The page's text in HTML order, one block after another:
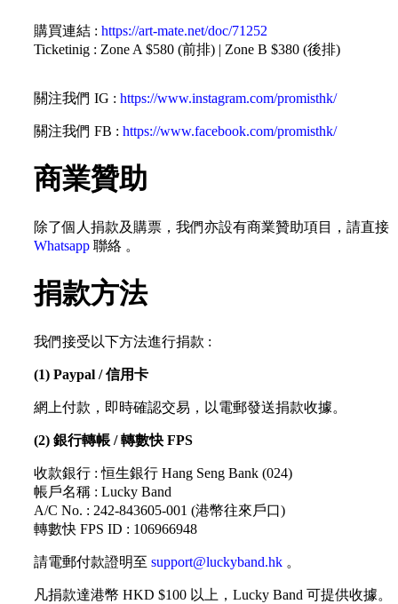
購買連結 : https://art-mate.net/doc/71252
Ticketinig : Zone A $580 (前排) | Zone B $380 (後排)
關注我們 IG : https://www.instagram.com/promisthk/
關注我們 FB : https://www.facebook.com/promisthk/
商業贊助
除了個人捐款及購票，我們亦設有商業贊助項目，請直接
Whatsapp 聯絡 。
捐款方法
我們接受以下方法進行捐款 :
(1) Paypal / 信用卡
網上付款，即時確認交易，以電郵發送捐款收據。
(2) 銀行轉帳 / 轉數快 FPS
收款銀行 : 恒生銀行 Hang Seng Bank (024)
帳戶名稱 : Lucky Band
A/C No. : 242-843605-001 (港幣往來戶口)
轉數快 FPS ID : 106966948
請電郵付款證明至 support@luckyband.hk 。
凡捐款達港幣 HKD $100 以上，Lucky Band 可提供收據。